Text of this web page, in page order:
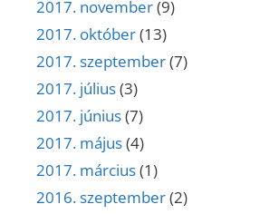
2017. november(9)
2017. október(13)
2017. szeptember(7)
2017. július(3)
2017. június(7)
2017. május(4)
2017. március(1)
2016. szeptember(2)